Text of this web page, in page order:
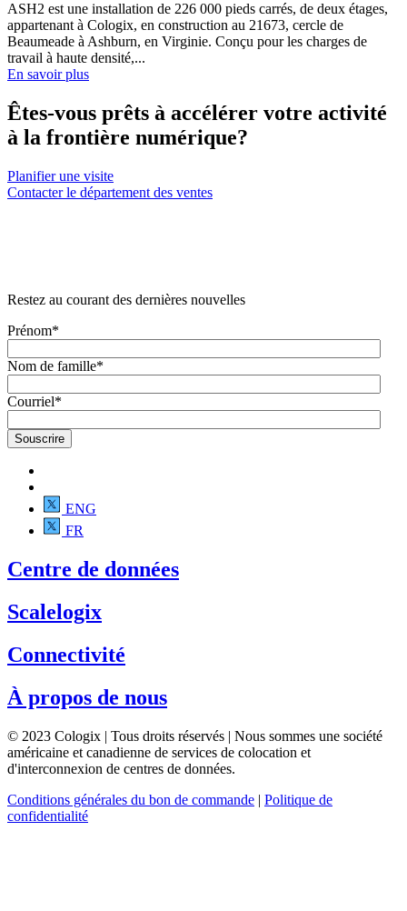
ASH2 est une installation de 226 000 pieds carrés, de deux étages,
appartenant à Cologix, en construction au 21673, cercle de
Beaumeade à Ashburn, en Virginie. Conçu pour les charges de
travail à haute densité,...
En savoir plus
Êtes-vous prêts à accélérer votre activité
à la frontière numérique?
Planifier une visite
Contacter le département des ventes
Restez au courant des dernières nouvelles
Prénom*
Nom de famille*
Courriel*
ENG
FR
Centre de données
Scalelogix
Connectivité
À propos de nous
© 2023 Cologix | Tous droits réservés | Nous sommes une société
américaine et canadienne de services de colocation et
d'interconnexion de centres de données.
Conditions générales du bon de commande | Politique de
confidentialité